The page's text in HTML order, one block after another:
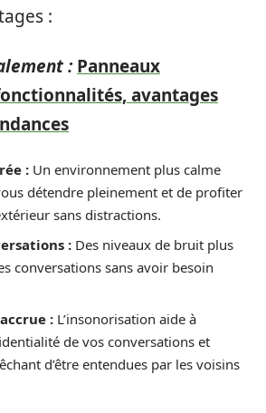
:
: Panneaux
avantages
: Un environnement plus calme
détendre pleinement et de profiter
sans distractions.
: Des niveaux de bruit plus
conversations sans avoir besoin
: L’insonorisation aide à
de vos conversations et
d’être entendues par les voisins